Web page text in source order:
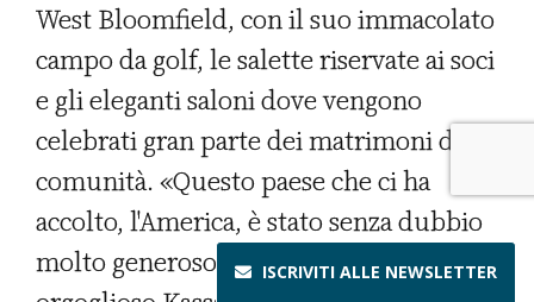
ISCRIVITI ALLE NEWSLETTER
West Bloomfield, con il suo immacolato
campo da golf, le salette riservate ai soci
e gli eleganti saloni dove vengono
celebrati gran parte dei matrimoni della
comunità. «Questo paese che ci ha
accolto, l'America, è stato senza dubbio
molto generoso con noi», dice